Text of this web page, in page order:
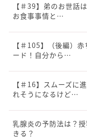
【＃39】弟のお世話
お食事事情と…
【＃105】（後編）
ード！自分から…
【＃16】スムーズに
れそうになるけど…
乳腺炎の予防法は？
きる？